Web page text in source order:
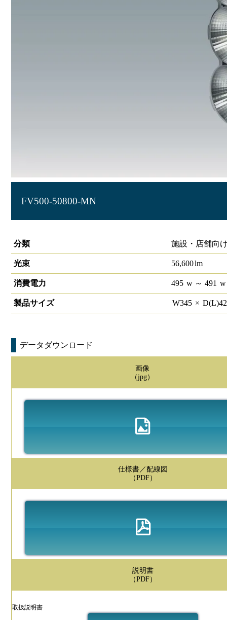
FV500-50800-MN
分類
施設・店舗向
光束 56,600lm
消費電力 495 w～ 491 w
製品サイズ W345 × D(L)
データダウンロード
画像
（jpg）
仕様書／配線図
（PDF）
説明書
（PDF）
取扱説明書